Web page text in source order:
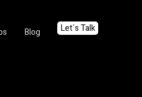
Blog Let´s Talk